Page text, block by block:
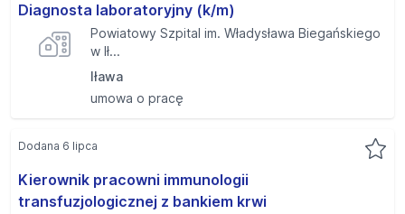
Diagnosta laboratoryjny (k/m)
Powiatowy Szpital im. Władysława Biegańskiego
w Ił...
Iława
umowa o pracę
Kierownik pracowni immunologii
transfuzjologicznej z bankiem krwi
Dodana 6 lipca